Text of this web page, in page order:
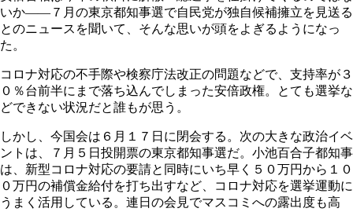
いか――７月の東京都知事選で自民党が独自候補擁立を見送る
とのニュースを聞いて、そんな思いが頭をよぎるようになっ
た。
コロナ対応の不手際や検察庁法改正の問題などで、支持率が３
０％台前半にまで落ち込んでしまった安倍政権。とても選挙な
どできない状況だと誰もが思う。
しかし、今国会は６月１７日に閉会する。次の大きな政治イベ
ントは、７月５日投開票の東京都知事選だ。小池百合子都知事
は、新型コロナ対応の要請と同時にいち早く５０万円から１０
０万円の補償金給付を打ち出すなど、コロナ対応を選挙運動に
うまく活用している。連日の会見でマスコミへの露出度も高